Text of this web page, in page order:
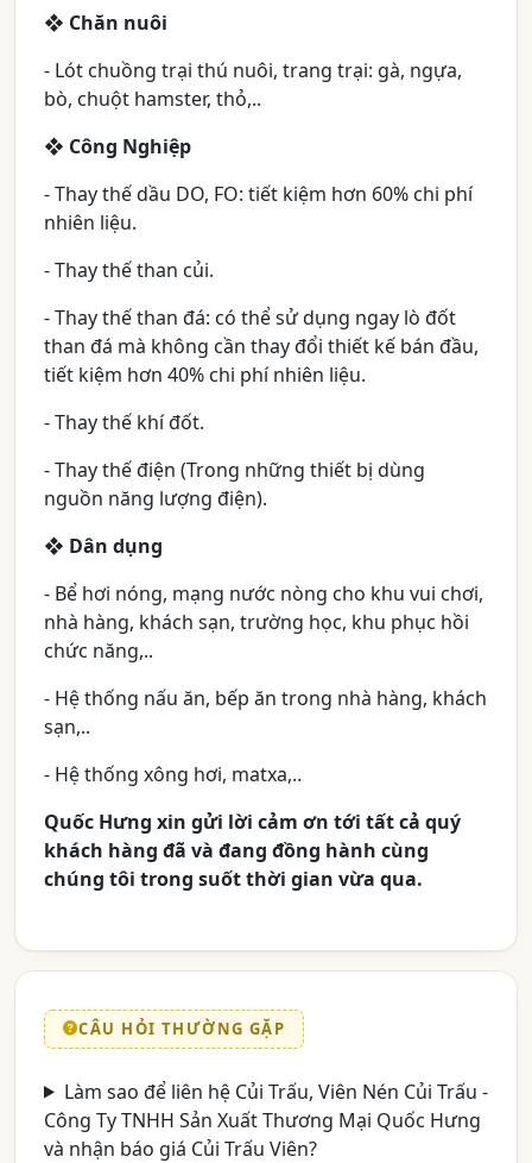
❖ Chăn nuôi
- Lót chuồng trại thú nuôi, trang trại: gà, ngựa,
bò, chuột hamster, thỏ,..
❖ Công Nghiệp
- Thay thế dầu DO, FO: tiết kiệm hơn 60% chi phí
nhiên liệu.
- Thay thế than củi.
- Thay thế than đá: có thể sử dụng ngay lò đốt
than đá mà không cần thay đổi thiết kế bán đầu,
tiết kiệm hơn 40% chi phí nhiên liệu.
- Thay thế khí đốt.
- Thay thế điện (Trong những thiết bị dùng
nguồn năng lượng điện).
❖ Dân dụng
- Bể hơi nóng, mạng nước nòng cho khu vui chơi,
nhà hàng, khách sạn, trường học, khu phục hồi
chức năng,..
- Hệ thống nấu ăn, bếp ăn trong nhà hàng, khách
sạn,..
- Hệ thống xông hơi, matxa,..
Quốc Hưng xin gửi lời cảm ơn tới tất cả quý
khách hàng đã và đang đồng hành cùng
chúng tôi trong suốt thời gian vừa qua.
CÂU HỎI THƯỜNG GẶP
Làm sao để liên hệ Củi Trấu, Viên Nén Củi Trấu -
Công Ty TNHH Sản Xuất Thương Mại Quốc Hưng
và nhận báo giá Củi Trấu Viên?